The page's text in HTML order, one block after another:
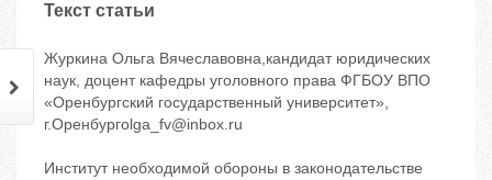
Текст статьи
Журкина Ольга Вячеславовна,кандидат юридических
наук, доцент кафедры уголовного права ФГБОУ ВПО
«Оренбургский государственный университет»,
г.Оренбургolga_fv@inbox.ru
Институт необходимой обороны в законодательстве